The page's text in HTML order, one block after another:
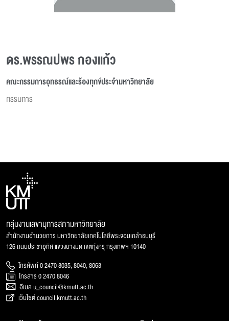
ดร.พรรณปพร กองแก้ว
คณะกรรมการอุทธรณ์และร้องทุกข์ประจำมหาวิทยาลัย
กรรมการ
กลุ่มงานเลขานุการสภามหาวิทยาลัย
สำนักงานอำนวยการ มหาวิทยาลัยเทคโนโลยีพระจอมเกล้าธนบุรี
126 ถนนประชาอุทิศ แขวงบางมด เขตทุ่งครุ กรุงเทพฯ 10140
โทรศัพท์ 0 2470 8035, 8040, 8063
โทรสาร 0 2470 8046
อีเมล u_council@kmutt.ac.th
เว็บไซต์ council.kmutt.ac.th